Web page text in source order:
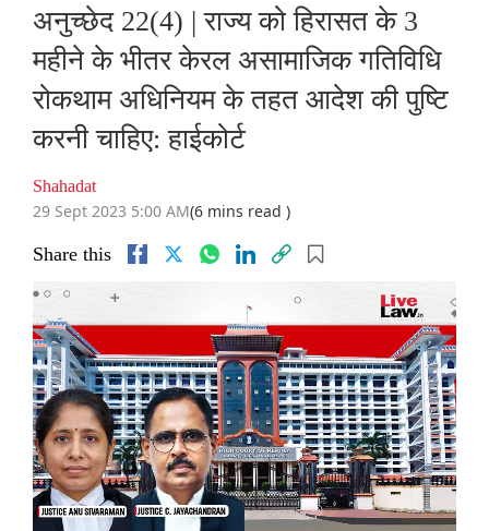
अनुच्छेद 22(4) | राज्य को हिरासत के 3
महीने के भीतर केरल असामाजिक गतिविधि
रोकथाम अधिनियम के तहत आदेश की पुष्टि
करनी चाहिए: हाईकोर्ट
Shahadat
29 Sept 2023 5:00 AM(6 mins read )
Share this